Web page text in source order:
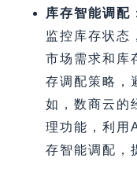
库存智能调配
监控库存状态
市场需求和库
存调配策略，
如，数商云的
理功能，利用
存智能调配，